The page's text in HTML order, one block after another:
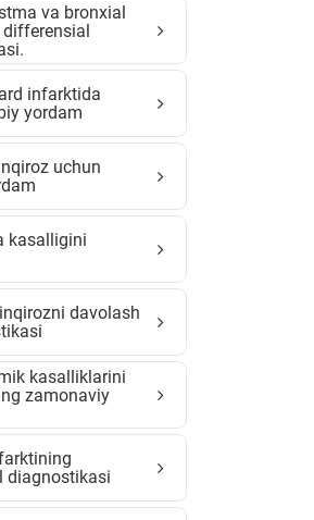
va bronxial
infarktida
yordam
uchun
kasalligini
davolash
kasalliklarini
zamonaviy
diagnostikasi